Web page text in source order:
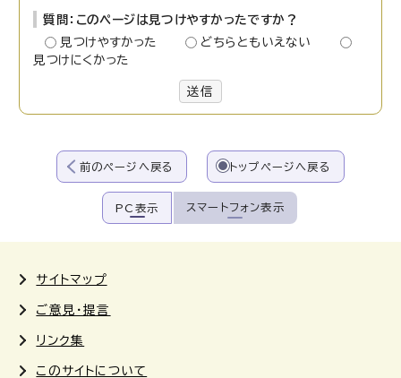
質問：このページは見つけやすかったですか？
見つけやすかった
どちらともいえない
見つけにくかった
送信
前のページへ戻る トップページへ戻る
PC表示 スマートフォン表示
サイトマップ
ご意見・提言
リンク集
このサイトについて